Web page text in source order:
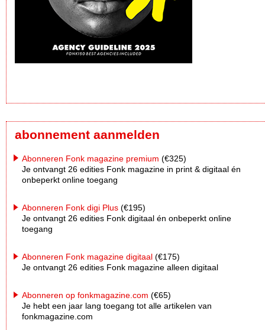
abonnement aanmelden
Abonneren Fonk magazine premium (€325)
Je ontvangt 26 edities Fonk magazine in print & digitaal én
onbeperkt online toegang
Abonneren Fonk digi Plus (€195)
Je ontvangt 26 edities Fonk digitaal én onbeperkt online
toegang
Abonneren Fonk magazine digitaal (€175)
Je ontvangt 26 edities Fonk magazine alleen digitaal
Abonneren op fonkmagazine.com (€65)
Je hebt een jaar lang toegang tot alle artikelen van
fonkmagazine.com